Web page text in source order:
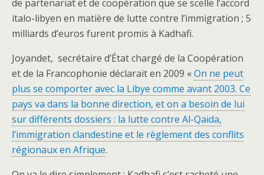
de partenariat et de coopération que se scelle l’accord
italo-libyen en matière de lutte contre l’immigration ; 5
milliards d’euros furent promis à Kadhafi.
Joyandet, secrétaire d’État chargé de la Coopération
et de la Francophonie déclarait en 2009 «On ne peut
plus se comporter avec la Libye comme avant 2003. Ce
pays va dans la bonne direction, et on a besoin de lui
sur différents dossiers : la lutte contre Al-Qaida,
l’immigration clandestine et le règlement des conflits
régionaux en Afrique.